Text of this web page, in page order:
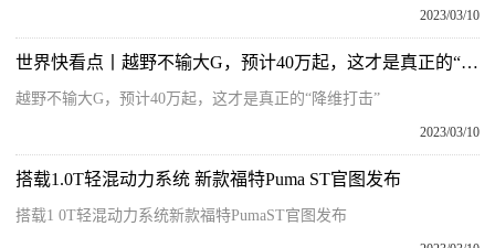
2023/03/10
世界快看点丨越野不输大G，预计40万起，这才是真正的“降维打击”
越野不输大G，预计40万起，这才是真正的“降维打击”
2023/03/10
搭载1.0T轻混动力系统 新款福特Puma ST官图发布
搭载1 0T轻混动力系统新款福特PumaST官图发布